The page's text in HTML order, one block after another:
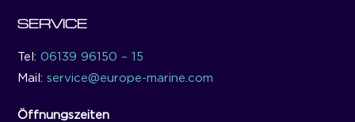
SERVICE
Tel:06139 96150 – 15
Mail:service@europe-marine.com
Öffnungszeiten